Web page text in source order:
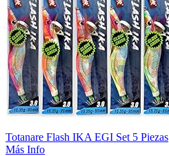
Totanare Flash IKA EGI Set 5 Piezas
Más Info